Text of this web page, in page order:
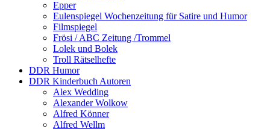
Epper
Eulenspiegel Wochenzeitung für Satire und Humor
Filmspiegel
Frösi / ABC Zeitung /Trommel
Lolek und Bolek
Troll Rätselhefte
DDR Humor
DDR Kinderbuch Autoren
Alex Wedding
Alexander Wolkow
Alfred Könner
Alfred Wellm